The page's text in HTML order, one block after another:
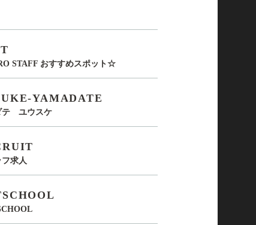
STAFF おすすめスポット☆
YAMADATE
テ ユウスケ
求人